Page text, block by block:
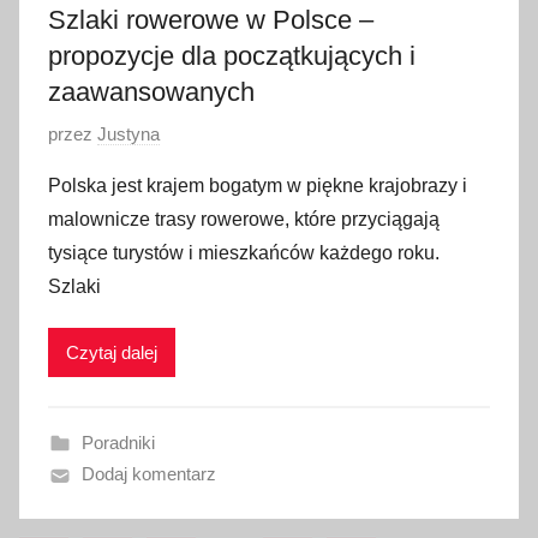
Szlaki rowerowe w Polsce –
propozycje dla początkujących i
zaawansowanych
O
u
b
l
i
w
n
o
przez Justyna
Polska jest krajem bogatym w piękne krajobrazy i
malownicze trasy rowerowe, które przyciągają
tysiące turystów i mieszkańców każdego roku.
Szlaki
Czytaj dalej
Poradniki
Dodaj komentarz